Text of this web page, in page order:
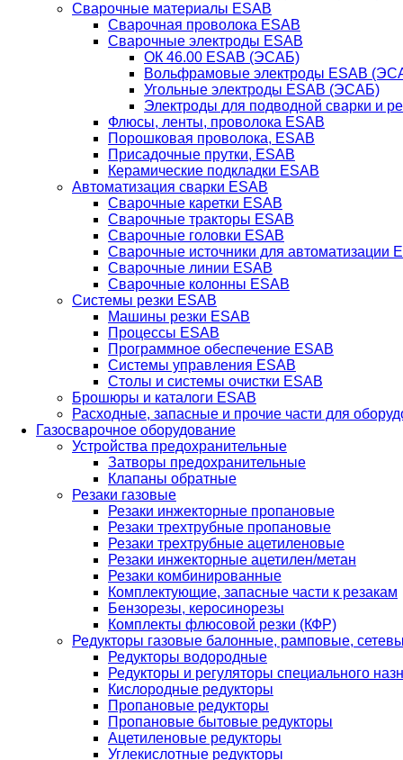
Сварочные материалы ESAB
Сварочная проволока ESAB
Сварочные электроды ESAB
ОК 46.00 ESAB (ЭСАБ)
Вольфрамовые электроды ESAB
Угольные электроды ESAB (ЭСАБ)
Электроды для подводной сварки и
Флюсы, ленты, проволока ESAB
Порошковая проволока, ESAB
Присадочные прутки, ESAB
Керамические подкладки ESAB
Автоматизация сварки ESAB
Сварочные каретки ESAB
Сварочные тракторы ESAB
Сварочные головки ESAB
Сварочные источники для автоматизации
Сварочные линии ESAB
Сварочные колонны ESAB
Системы резки ESAB
Машины резки ESAB
Процессы ESAB
Программное обеспечение ESAB
Системы управления ESAB
Столы и системы очистки ESAB
Брошюры и каталоги ESAB
Расходные, запасные и прочие части для
Газосварочное оборудование
Устройства предохранительные
Затворы предохранительные
Клапаны обратные
Резаки газовые
Резаки инжекторные пропановые
Резаки трехтрубные пропановые
Резаки трехтрубные ацетиленовые
Резаки инжекторные ацетилен/метан
Резаки комбинированные
Комплектующие, запасные части к резакам
Бензорезы, керосинорезы
Комплекты флюсовой резки (КФР)
Редукторы газовые балонные, рамповые,
Редукторы водородные
Редукторы и регуляторы специального
Кислородные редукторы
Пропановые редукторы
Пропановые бытовые редукторы
Ацетиленовые редукторы
Углекислотные редукторы